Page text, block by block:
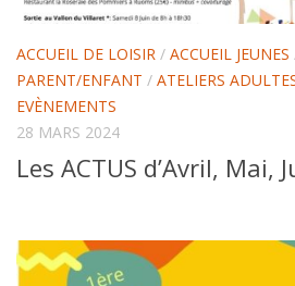
ACCUEIL DE LOISIR / ACCUEIL JEUNES
PARENT/ENFANT / ATELIERS
EVÈNEMENTS
28 MARS 2024
Les ACTUS d’Avril, Mai,